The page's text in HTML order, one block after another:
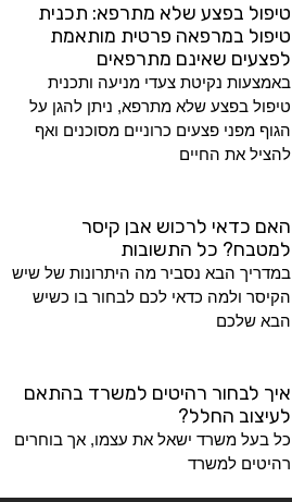
טיפול בפצע שלא מתרפא: תכנית
טיפול במרפאה פרטית מותאמת
לפצעים שאינם מתרפאים
באמצעות נקיטת צעדי מניעה ותכנית
טיפול בפצע שלא מתרפא, ניתן להגן על
הגוף מפני פצעים כרוניים מסוכנים ואף
להציל את החיים
האם כדאי לרכוש אבן קיסר
למטבח? כל התשובות
במדריך הבא נסביר מה היתרונות של שיש
הקיסר ולמה כדאי לכם לבחור בו כשיש
הבא שלכם
איך לבחור רהיטים למשרד בהתאם
לעיצוב החלל?
כל בעל משרד ישאל את עצמו, אך בוחרים
רהיטים למשרד